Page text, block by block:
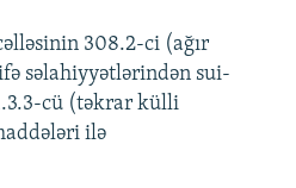
308.2-ci (ağır
səlahiyyətlərindən sui-
cü (təkrar külli
ilə